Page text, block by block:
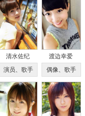
清水佐纪
演员、歌手
渡边幸爱
偶像、歌手